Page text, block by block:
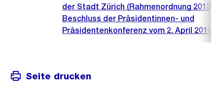
der Stadt Zürich (Rahmenordnung 2013)
Beschluss der Präsidentinnen- und
Präsidentenkonferenz vom 2. April 2013
Seite drucken